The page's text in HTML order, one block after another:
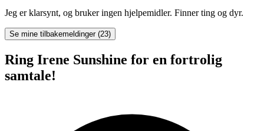
Jeg er klarsynt, og bruker ingen hjelpemidler. Finner ting og dyr.
Se mine tilbakemeldinger (23)
Ring Irene Sunshine for en fortrolig
samtale!